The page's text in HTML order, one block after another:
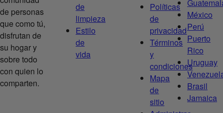
de personas
que como tú,
disfrutan de
su hogar y
sobre todo
con quien lo
comparten.
de
limpieza
Estilo
de
vida
Políticas
de
privacidad
Términos
y
condiciones
Mapa
de
sitio
México
Perú
Puerto
Rico
Uruguay
Brasil
Jamaica